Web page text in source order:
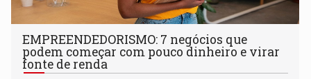
EMPREENDEDORISMO: 7 negócios que
podem começar com pouco dinheiro e virar
fonte de renda